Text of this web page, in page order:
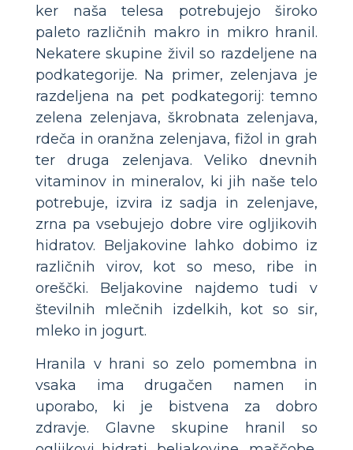
ker naša telesa potrebujejo široko
paleto različnih makro in mikro hranil.
Nekatere skupine živil so razdeljene na
podkategorije. Na primer, zelenjava je
razdeljena na pet podkategorij: temno
zelena zelenjava, škrobnata zelenjava,
rdeča in oranžna zelenjava, fižol in grah
ter druga zelenjava. Veliko dnevnih
vitaminov in mineralov, ki jih naše telo
potrebuje, izvira iz sadja in zelenjave,
zrna pa vsebujejo dobre vire ogljikovih
hidratov. Beljakovine lahko dobimo iz
različnih virov, kot so meso, ribe in
oreščki. Beljakovine najdemo tudi v
številnih mlečnih izdelkih, kot so sir,
mleko in jogurt.
Hranila v hrani so zelo pomembna in
vsaka ima drugačen namen in
uporabo, ki je bistvena za dobro
zdravje. Glavne skupine hranil so